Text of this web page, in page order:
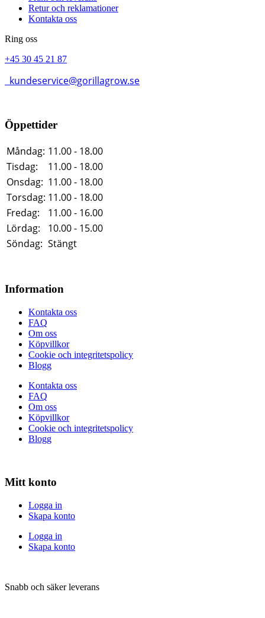
Retur och reklamationer
Kontakta oss
Ring oss
+45 30 45 21 87
kundeservice@gorillagrow.se
Öppettider
Måndag: 11.00 - 18.00
Tisdag:
11.00 - 18.00
Onsdag: 11.00 - 18.00
Torsdag: 11.00 - 18.00
Fredag:
11.00 - 16.00
Lördag:
10.00 - 15.00
Söndag: Stängt
Information
Kontakta oss
FAQ
Om oss
Köpvillkor
Cookie och integritetspolicy
Blogg
Kontakta oss
FAQ
Om oss
Köpvillkor
Cookie och integritetspolicy
Blogg
Mitt konto
Logga in
Skapa konto
Logga in
Skapa konto
Snabb och säker leverans